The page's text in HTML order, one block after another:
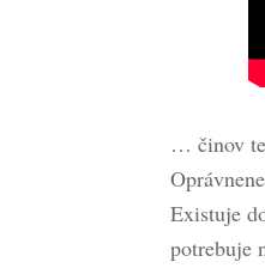
… činov
Existuje
potrebuje